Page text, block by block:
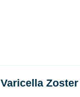
Varicella